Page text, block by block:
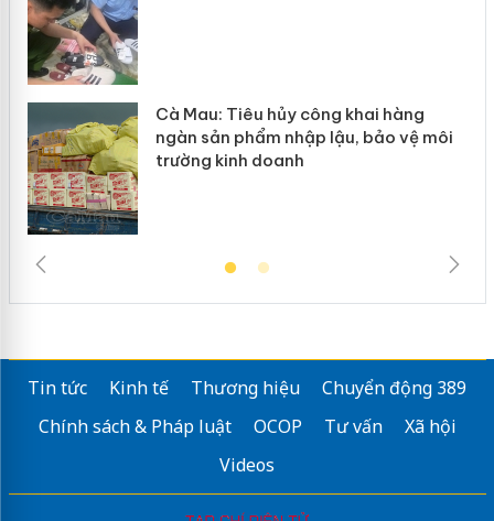
Cà Mau: Tiêu hủy công khai hàng
ngàn sản phẩm nhập lậu, bảo vệ môi
trường kinh doanh
Tin tức Kinh tế Thương hiệu
Chuyển động 389
Chính sách & Pháp luật
OCOP Tư vấn
Xã hội
Videos